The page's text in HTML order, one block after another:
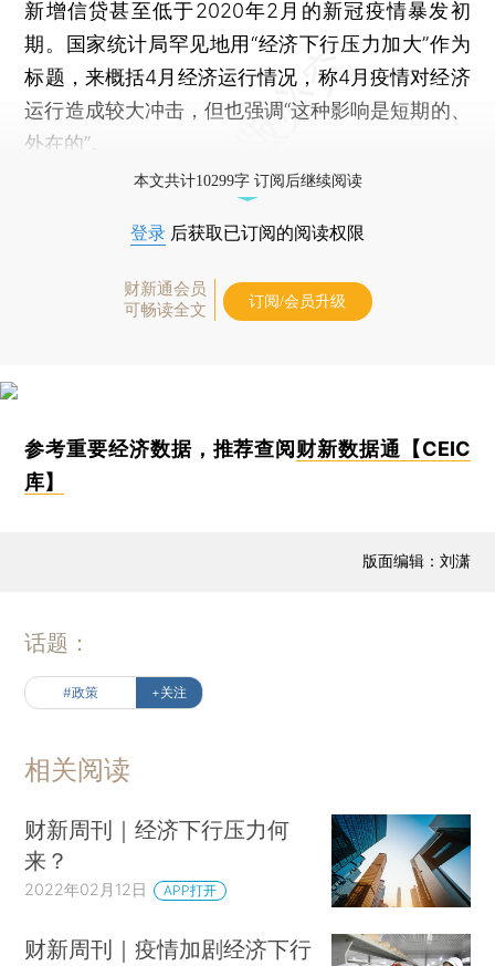
新增信贷甚至低于2020年2月的新冠疫情暴发初
期。国家统计局罕见地用“经济下行压力加大”作为
标题，来概括4月经济运行情况，称4月疫情对经济
运行造成较大冲击，但也强调“这种影响是短期的、
外在的”。
本文共计10299字 订阅后继续阅读
登录 后获取已订阅的阅读权限
财新通会员
可畅读全文
订阅/会员升级
参考重要经济数据，推荐查阅财新数据通【CEIC
库】
版面编辑：刘潇
话题：
#政策 +关注
相关阅读
财新周刊｜经济下行压力何
来？
2022年02月12日 APP打开
财新周刊｜疫情加剧经济下行